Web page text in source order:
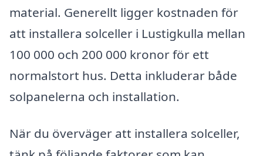
material. Generellt ligger kostnaden för
att installera solceller i Lustigkulla mellan
100 000 och 200 000 kronor för ett
normalstort hus. Detta inkluderar både
solpanelerna och installation.
När du överväger att installera solceller,